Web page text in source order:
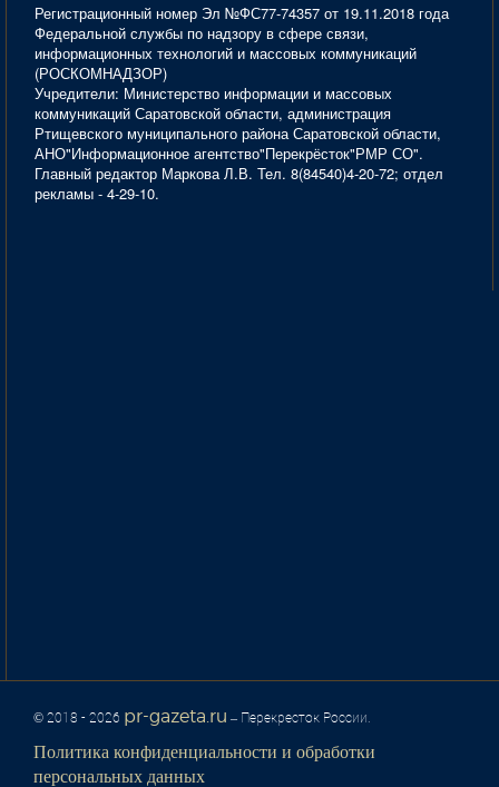
Регистрационный номер Эл №ФС77-74357 от 19.11.2018 года
Федеральной службы по надзору в сфере связи,
информационных технологий и массовых коммуникаций
(РОСКОМНАДЗОР)
Учредители: Министерство информации и массовых
коммуникаций Саратовской области, администрация
Ртищевского муниципального района Саратовской области,
АНО"Информационное агентство"Перекрёсток"РМР СО".
Главный редактор Маркова Л.В. Тел. 8(84540)4-20-72; отдел
рекламы - 4-29-10.
© 2018 - 2026 pr-gazeta.ru – Перекресток России.
Политика конфиденциальности и обработки
персональных данных